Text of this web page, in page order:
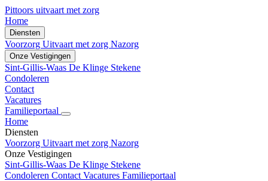
Pittoors uitvaart met zorg
Home
Diensten
Voorzorg Uitvaart met zorg Nazorg
Onze Vestigingen
Sint-Gillis-Waas De Klinge Stekene
Condoleren
Contact
Vacatures
Familieportaal
Home
Diensten
Voorzorg Uitvaart met zorg Nazorg
Onze Vestigingen
Sint-Gillis-Waas De Klinge Stekene
Condoleren Contact Vacatures Familieportaal